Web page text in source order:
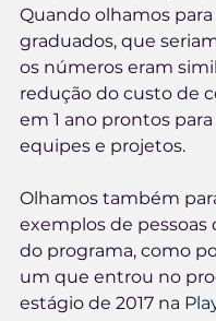
Quando olhamos
graduados, que
os números eram
redução do custo de
em 1 ano prontos
equipes e projetos.
Olhamos também
exemplos de pessoas
do programa, como
um que entrou no
estágio de 2017 na